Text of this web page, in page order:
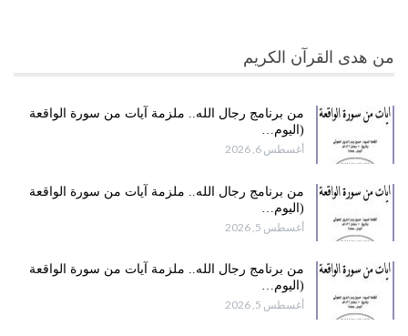
من هدى القرآن الكريم
من برنامج رجال الله.. ملزمة آيات من سورة الواقعة
(اليوم…
أغسطس 6, 2026
من برنامج رجال الله.. ملزمة آيات من سورة الواقعة
(اليوم…
أغسطس 5, 2026
من برنامج رجال الله.. ملزمة آيات من سورة الواقعة
(اليوم…
أغسطس 5, 2026